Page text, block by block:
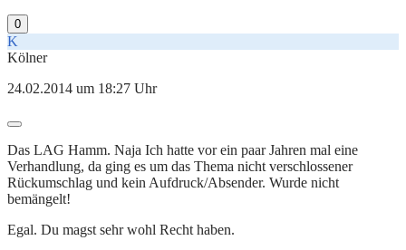
0
K
Kölner
24.02.2014 um 18:27 Uhr
Das LAG Hamm. Naja Ich hatte vor ein paar Jahren mal eine
Verhandlung, da ging es um das Thema nicht verschlossener
Rückumschlag und kein Aufdruck/Absender. Wurde nicht
bemängelt!
Egal. Du magst sehr wohl Recht haben.